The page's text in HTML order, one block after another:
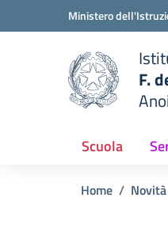
Vai ai contenuti
Vai al menu di navigazione
Ministero
scuola
F.
Scuola
Home Novità